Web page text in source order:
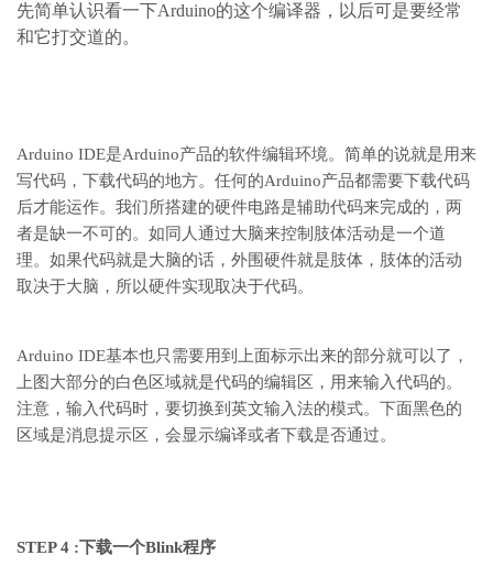
先简单认识看一下Arduino的这个编译器，以后可是要经常
和它打交道的。
Arduino IDE是Arduino产品的软件编辑环境。简单的说就是用来
写代码，下载代码的地方。任何的Arduino产品都需要下载代码
后才能运作。我们所搭建的硬件电路是辅助代码来完成的，两
者是缺一不可的。如同人通过大脑来控制肢体活动是一个道
理。如果代码就是大脑的话，外围硬件就是肢体，肢体的活动
取决于大脑，所以硬件实现取决于代码。
Arduino IDE基本也只需要用到上面标示出来的部分就可以了，
上图大部分的白色区域就是代码的编辑区，用来输入代码的。
注意，输入代码时，要切换到英文输入法的模式。下面黑色的
区域是消息提示区，会显示编译或者下载是否通过。
STEP 4 :下载一个Blink程序